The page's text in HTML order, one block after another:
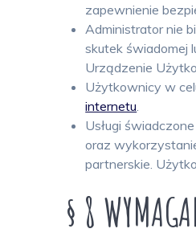
zapewnienie
Administrator nie
skutek świadomej
Urządzenie
Użytkownicy w
internetu.
Usługi
oraz
partnerskie.
§ 8